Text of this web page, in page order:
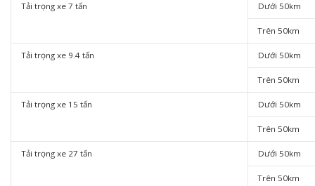
Tải trọng xe 7 tấn Dưới 50km
Trên 50km
Tải trọng xe 9.4 tấn Dưới 50km
Trên 50km
Tải trọng xe 15 tấn Dưới 50km
Trên 50km
Tải trọng xe 27 tấn Dưới 50km
Trên 50km